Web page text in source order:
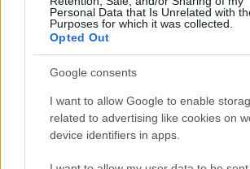
Personal Data that Is Unrelated with
Purposes for which it was collected.
Opted Out
Google consents
I want to allow Google to enable
related to advertising like cookies on
device identifiers in apps.